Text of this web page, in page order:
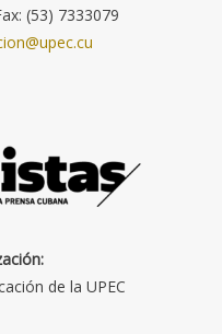
(53) 7333079
de la UPEC